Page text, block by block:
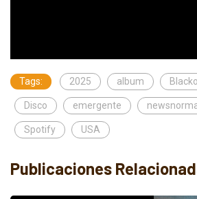
Tags: 2025 album
Disco emergente
Spotify USA
Publicaciones